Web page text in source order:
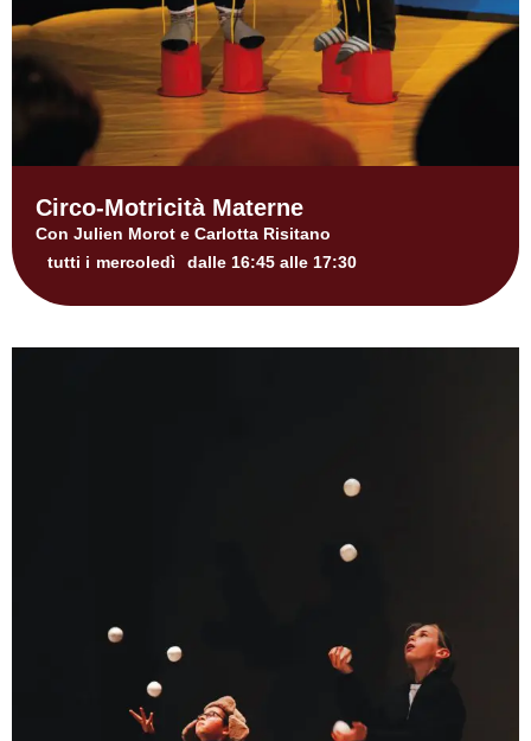
Circo-Motricità Materne
Con Julien Morot e Carlotta Risitano
tutti i mercoledì dalle 16:45 alle 17:30